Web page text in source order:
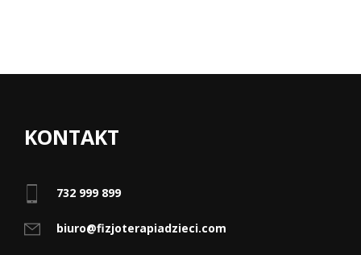
KONTAKT
732 999 899
biuro@fizjoterapiadzieci.com